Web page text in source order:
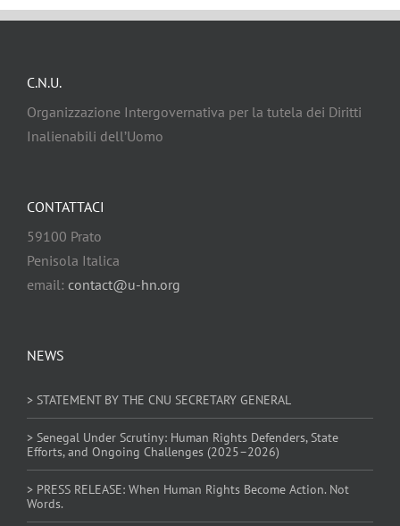
C.N.U.
Organizzazione Intergovernativa per la tutela dei Diritti
Inalienabili dell’Uomo
NEWS
> STATEMENT BY THE CNU SECRETARY GENERAL
> Senegal Under Scrutiny: Human Rights Defenders, State
Efforts, and Ongoing Challenges (2025–2026)
> PRESS RELEASE: When Human Rights Become Action. Not
Words.
CONTATTACI
59100 Prato
Penisola Italica
email: contact@u-hn.org